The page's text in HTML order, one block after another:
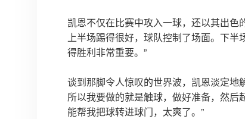
凯恩不仅在比赛中攻入一球，还以其出色
上半场踢得很好，球队控制了场面。下
得胜利非常重要。”
谈到那脚令人惊叹的世界波，凯恩淡定地
所以我要做的就是触球，做好准备，然
能帮我把球转进球门，太爽了。”